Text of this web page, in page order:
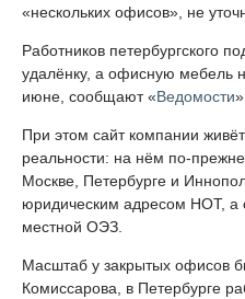
«нескольких офисов», не
Работников петербургского
удалёнку, а офисную мебель
июне, сообщают «Ведомости».
При этом сайт компании
реальности: на нём по-
Москве, Петербурге и
юридическим адресом НОТ,
местной ОЭЗ.
Масштаб у закрытых офисов
Комиссарова, в Петербурге